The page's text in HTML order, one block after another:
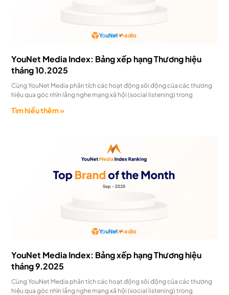
YouNet Media Index: Bảng xếp hạng Thương hiệu
tháng 10.2025
Cùng YouNet Media phân tích các hoạt động sôi động của các thương
hiệu qua góc nhìn lắng nghe mạng xã hội (social listening) trong
Tìm hiểu thêm »
YouNet Media Index: Bảng xếp hạng Thương hiệu
tháng 9.2025
Cùng YouNet Media phân tích các hoạt động sôi động của các thương
hiệu qua góc nhìn lắng nghe mạng xã hội (social listening) trong